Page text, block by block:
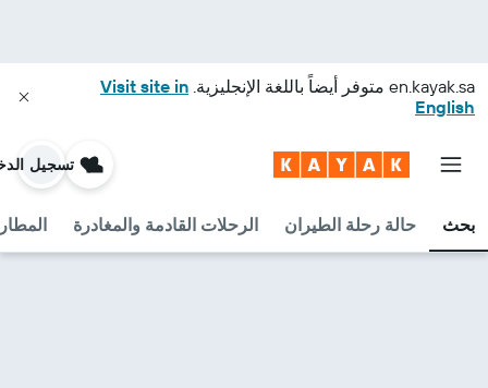
en.kayak.sa متوفر أيضاً باللغة الإنجليزية. Visit site in
English
بحث حالة رحلة الطيران الرحلات القادمة والمغادرة
تسجيل